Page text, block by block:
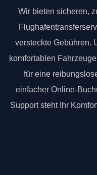
Wir bieten sicheren,
versteckte Gebühren.
komfortablen
für eine
einfacher Online-
Support steht Ihr